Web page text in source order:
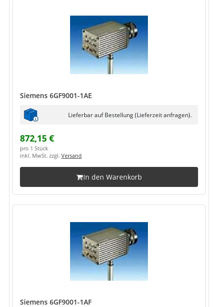
Siemens 6GF9001-1AE
Lieferbar auf Bestellung (Lieferzeit anfragen).
872,15 €
pro 1 Stück
inkl. MwSt. zzgl. Versand
In den Warenkorb
Siemens 6GF9001-1AF